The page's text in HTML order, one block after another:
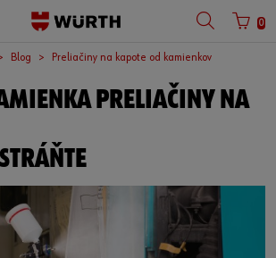
0
Blog Preliačiny na kapote od kamienkov
PRELIAČINY NA